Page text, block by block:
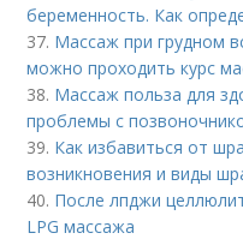
беременность. Как
37. Массаж при грудном
можно проходить курс
38. Массаж польза для
проблемы с
39. Как избавиться от
возникновения и виды
40. После лпджи
LPG массажа